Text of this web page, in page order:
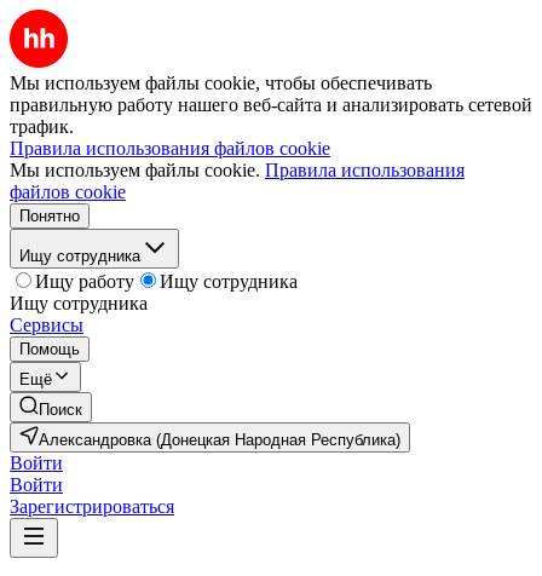
Мы используем файлы cookie, чтобы обеспечивать
правильную работу нашего веб-сайта и анализировать сетевой
трафик.
Правила использования файлов cookie
Мы используем файлы cookie. Правила использования
файлов cookie
Понятно
Ищу сотрудника
Ищу работу
Ищу сотрудника
Ищу сотрудника
Сервисы
Помощь
Ещё
Поиск
Александровка (Донецкая Народная Республика)
Войти
Войти
Зарегистрироваться